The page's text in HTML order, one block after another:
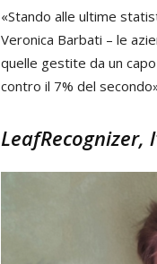
«Stando alle ultime
Veronica Barbati – le
quelle gestite da un
contro il 7% del
LeafRecognizer,